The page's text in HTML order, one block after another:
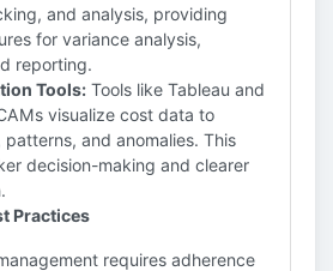
and analysis, providing
for variance analysis,
reporting.
Tools: Tools like Tableau and
visualize cost data to
and anomalies. This
decision-making and clearer
Practices
requires adherence